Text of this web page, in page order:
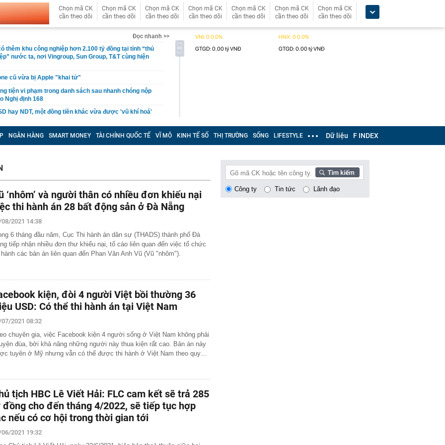
Chọn mã CK
cần theo dõi
Chọn mã CK
cần theo dõi
Chọn mã CK
cần theo dõi
Chọn mã CK
cần theo dõi
Chọn mã CK
cần theo dõi
Chọn mã CK
cần theo dõi
Chọn mã CK
cần theo dõi
Đọc nhanh >>
thêm khu công nghiệp hơn 2.100 tỷ đồng tại tỉnh “thủ
nước ta, nơi Vingroup, Sun Group, T&T cùng hiện
cũ vừa bị Apple "khai tử"
tiện vi phạm trong danh sách sau nhanh chóng nộp
Nghị định 168
hay NDT, một đồng tiền khác vừa được 'vũ khí hoá'
chung cư phố cổ Hà Nội được đề xuất cải tạo thành cao
buộc dây chun nhiều mệnh giá 500k, 200k… ở đoạn
an trình báo
chuẩn đại học 2026: Thí sinh cần lưu ý gì?
dịch vụ đóng giày dép ở Hội An: Pháp sư Việt đo chân
phẩm đẹp vượt sức tưởng tượng
miếng sáng ngày 7/8 tại Ancarat, DOJI, Bảo Tín Mạnh
loại doanh nghiệp để thực hiện cơ cấu lại vốn nhà nước
USD/ounce, chuyên gia dự báo 'thời của bạc' sắp tới
cao nhất gần 2 tháng, quỹ vàng lớn nhất thế giới tiếp
của nghệ sĩ Quang Minh và bà xã Tăng Khánh Chi
nhất Hoa Cỏ May sau 25 năm: Nhan sắc thăng hạng
hơn thời mới vào nghề
rác, người phụ nữ bất ngờ nhặt được tờ vé số trúng 31
mặt từ thẻ tín dụng?
Hồng Huệ SN 1998 và 11 người liên quan 120 tỷ
sinh lý nam
vàng nhẫn ngày 7/8 tại SJC, Bảo Tín Mạnh Hải, Bảo
DOJI, Phú Quý,... đồng loạt giảm
NGÂN HÀNG SMART MONEY TÀI CHÍNH QUỐC TẾ VĨ MÔ KINH TẾ SỐ THỊ TRƯỜNG SỐNG LIFESTYLE Dữ liệu F INDEX
‘nhôm’ và người thân có nhiều đơn khiếu nại
thi hành án 28 bất động sản ở Đà Nẵng
08/2021 14:38
6 tháng đầu năm, Cục Thi hành án dân sự (THADS) thành phố Đà
tiếp nhận nhiều đơn thư khiếu nại, tố cáo liên quan đến việc tổ chức
các bản án liên quan đến Phan Văn Anh Vũ (Vũ "nhôm").
kiện, đòi 4 người Việt bồi thường 36
USD: Có thể thi hành án tại Việt Nam
2021 08:32
chuyên gia, việc Facebook kiện 4 người sống ở Việt Nam không phải
đùa, bởi khả năng những người này thua kiện rất cao. Bản án này
tuyên ở Mỹ nhưng vẫn có thể được thi hành ở Việt Nam theo quy…
tịch HBC Lê Viết Hải: FLC cam kết sẽ trả 285
đồng cho đến tháng 4/2022, sẽ tiếp tục hợp
nếu có cơ hội trong thời gian tới
2021 19:32
Công ty Tin tức Lãnh đạo